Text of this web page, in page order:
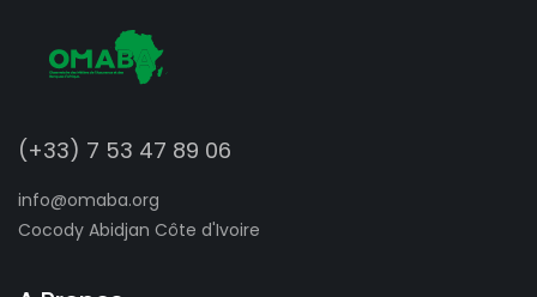
(+33) 7 53 47 89 06
info@omaba.org
Cocody Abidjan Côte d'Ivoire